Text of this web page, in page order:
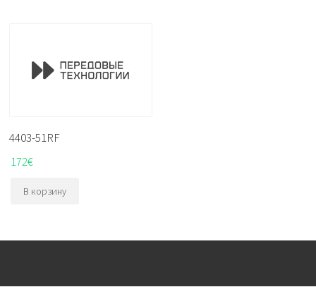
4403-51RF
172€
В корзину